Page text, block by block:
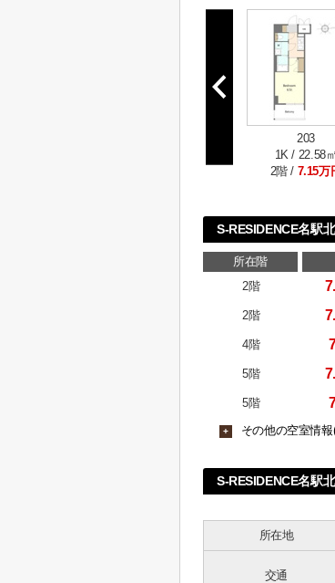
203
1K / 22.58㎡
2階 / 7.15万
S-RESIDENCE名駅
所在階
2階
2階
4階
5階
5階
+ その他の空室情報
S-RESIDENCE名駅
所在地
交通